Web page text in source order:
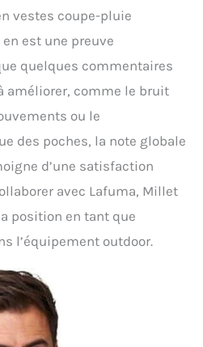
vestes coupe-pluie
est une preuve
quelques commentaires
améliorer, comme le bruit
ou le
des poches, la note globale
d’une satisfaction
avec Lafuma, Millet
position en tant que
l’équipement outdoor.